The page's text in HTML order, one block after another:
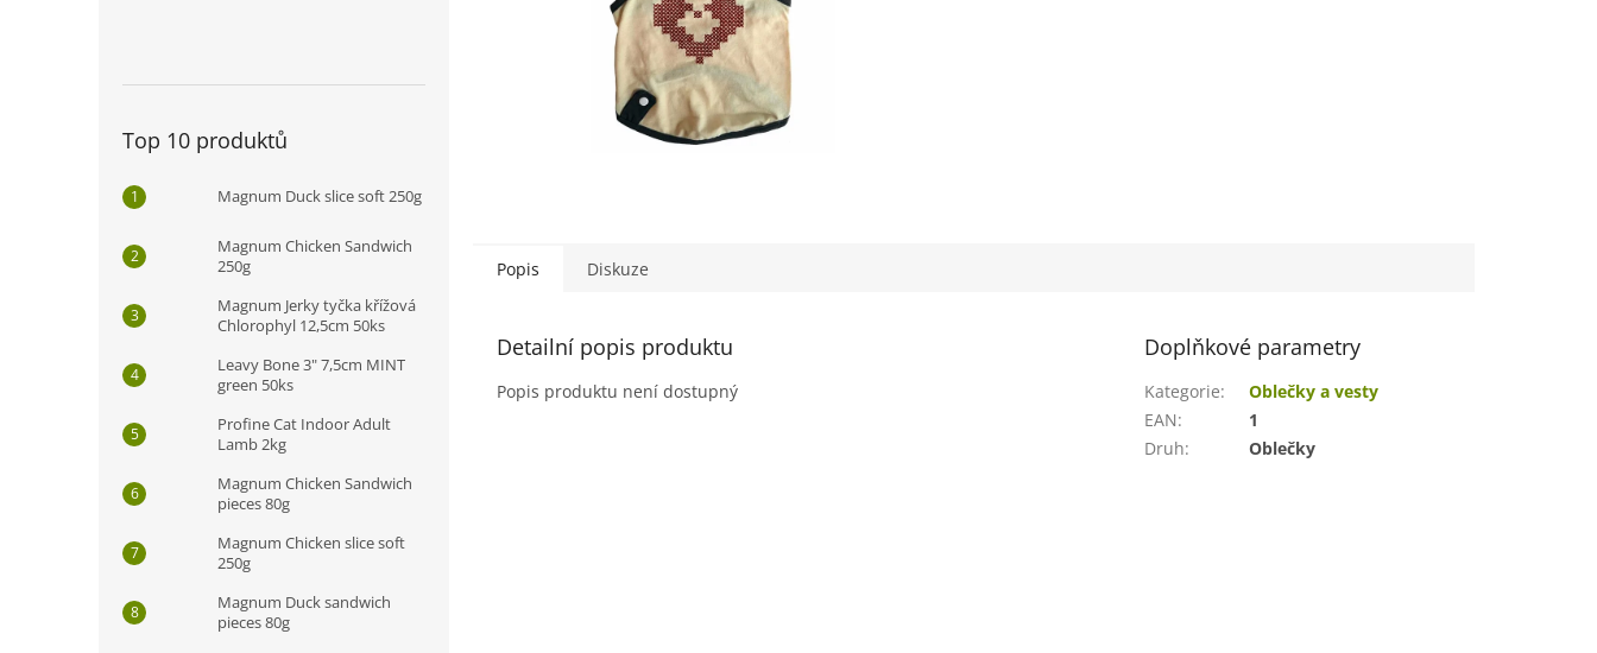
Top 10 produktů
Magnum Duck slice soft 250g
Magnum Chicken Sandwich
250g
Magnum Jerky tyčka křížová
Chlorophyl 12,5cm 50ks
Leavy Bone 3" 7,5cm MINT
green 50ks
Profine Cat Indoor Adult
Lamb 2kg
Magnum Chicken Sandwich
pieces 80g
Magnum Chicken slice soft
250g
Magnum Duck sandwich
pieces 80g
Popis Diskuze
Detailní popis produktu
Popis produktu není dostupný
Doplňkové parametry
Kategorie:
Oblečky a vesty
EAN:
1
Druh: Oblečky